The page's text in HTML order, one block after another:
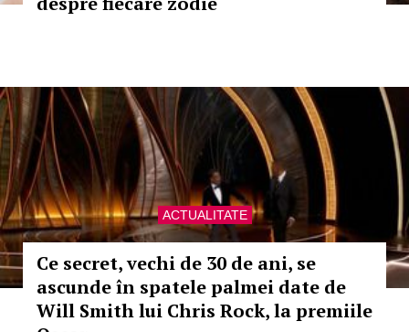
ACTUALITATE
Ce secret, vechi de 30 de ani, se
ascunde în spatele palmei date de
Will Smith lui Chris Rock, la premiile